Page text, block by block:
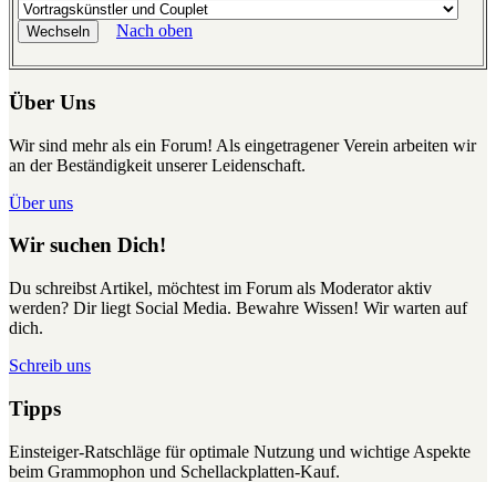
Nach oben
Über Uns
Wir sind mehr als ein Forum! Als eingetragener Verein arbeiten wir
an der Beständigkeit unserer Leidenschaft.
Über uns
Wir suchen Dich!
Du schreibst Artikel, möchtest im Forum als Moderator aktiv
werden? Dir liegt Social Media. Bewahre Wissen! Wir warten auf
dich.
Schreib uns
Tipps
Einsteiger-Ratschläge für optimale Nutzung und wichtige Aspekte
beim Grammophon und Schellackplatten-Kauf.